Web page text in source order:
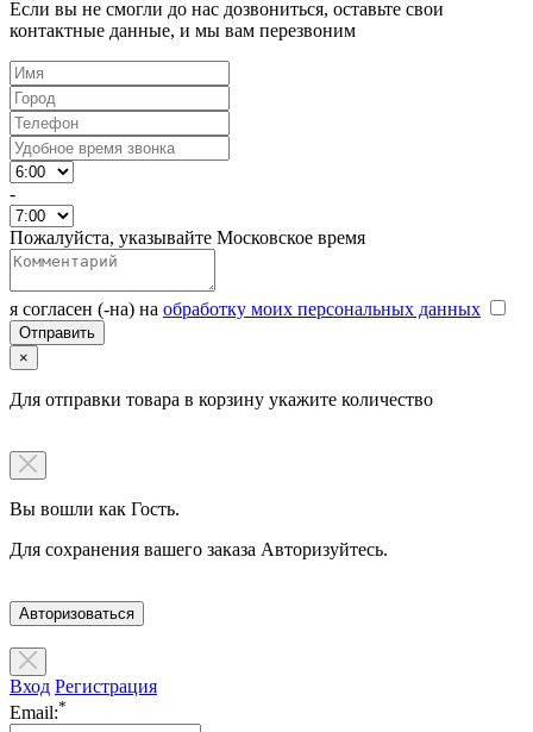
Если вы не смогли до нас дозвониться, оставьте свои
контактные данные, и мы вам перезвоним
-
Пожалуйста, указывайте Московское время
я согласен (-на) на обработку моих персональных данных
×
Для отправки товара в корзину укажите количество
Вы вошли как Гость.
Для сохранения вашего заказа Авторизуйтесь.
Авторизоваться
Вход Регистрация
Email:*